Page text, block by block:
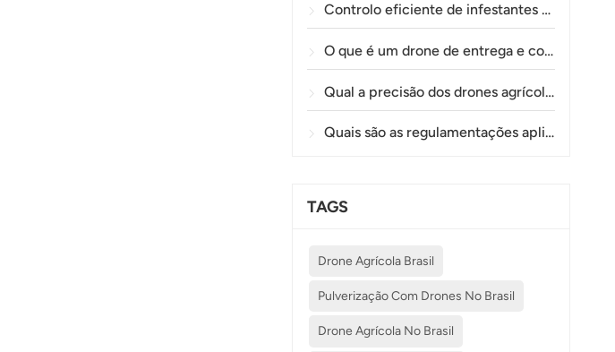
Controlo eficiente de infestantes pré-emergentes no trigo com o drone agrícola A80
O que é um drone de entrega e como funciona a entrega por drone?
Qual a precisão dos drones agrícolas na pulverização e monitorização de plantações?
Quais são as regulamentações aplicáveis ​​à utilização de drones na agricultura em diferentes países?
TAGS
Drone Agrícola Brasil
Pulverização Com Drones No Brasil
Drone Agrícola No Brasil